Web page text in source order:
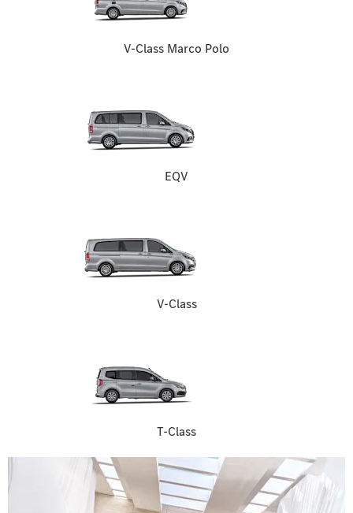
V-Class Marco Polo
EQV
V-Class
T-Class